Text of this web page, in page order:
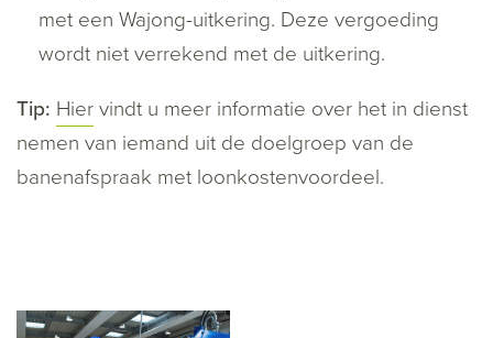
met een Wajong-uitkering. Deze vergoeding
wordt niet verrekend met de uitkering.
Tip: Hier vindt u meer informatie over het in dienst
nemen van iemand uit de doelgroep van de
banenafspraak met loonkostenvoordeel.